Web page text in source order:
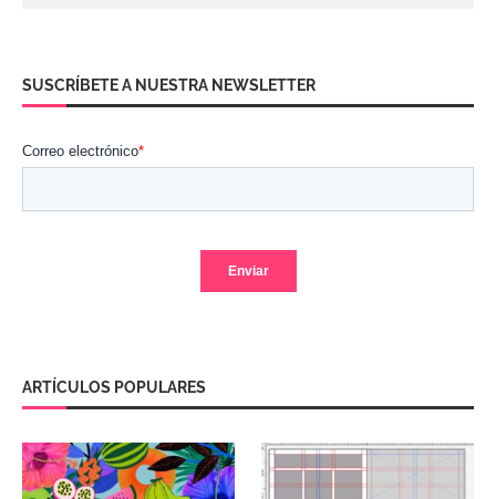
SUSCRÍBETE A NUESTRA NEWSLETTER
ARTÍCULOS POPULARES